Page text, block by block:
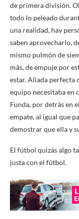
de primera división.
todo lo peleado
una realidad, hay
saben aprovecharlo,
mismo pulmón de
más, de empuje por
estar. Aliada perfecta
equipo necesitaba en
Funda, por detrás en
empate, al igual que
demostrar que ella y
El fútbol quizás algo
justa con el fútbol.